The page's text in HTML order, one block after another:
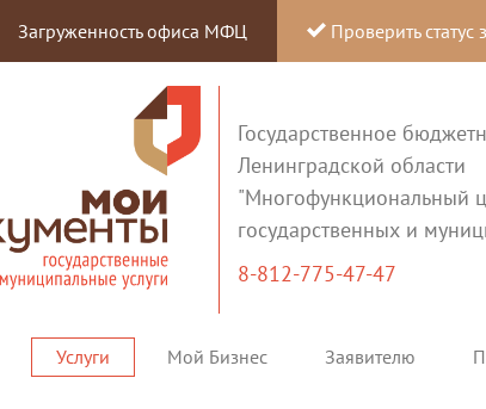
Загруженность офиса МФЦ Проверить статус
Государственное
Ленинградской области
"Многофункциональный
государственных и
8-812-775-47-47
Услуги Мой Бизнес Заявителю